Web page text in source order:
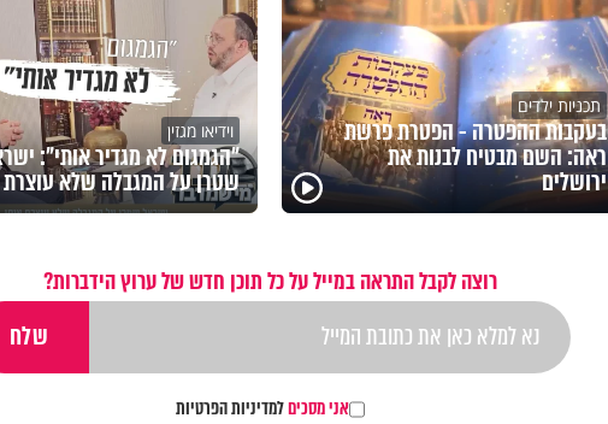
תכניות ילדים
בעקבות ההפטרה - הפטרת פרשת
ראה: השם מבטיח לבנות את
ירושלים
וידיאו מגזין
"הגמגום לא מגדיר אותי":
שטרן על המגבלה שלא עוצרת
רוצה לקבל התראה במייל על כל תוכן חדש של ערוץ הידברות?
אני מסכיםלמדיניות הפרטיות